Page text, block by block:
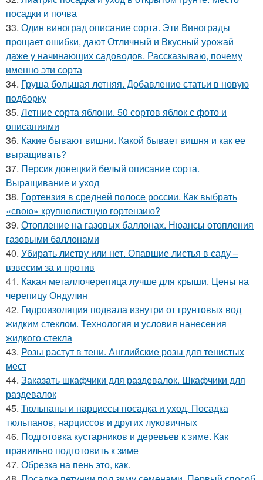
посадки и почва
33. Один виноград описание сорта. Эти Винограды
прощает ошибки, дают Отличный и Вкусный урожай
даже у начинающих садоводов. Рассказываю, почему
именно эти сорта
34. Груша большая летняя. Добавление статьи в новую
подборку
35. Летние сорта яблони. 50 сортов яблок с фото и
описаниями
36. Какие бывают вишни. Какой бывает вишня и как ее
выращивать?
37. Персик донецкий белый описание сорта.
Выращивание и уход
38. Гортензия в средней полосе россии. Как выбрать
«свою» крупнолистную гортензию?
39. Отопление на газовых баллонах. Нюансы отопления
газовыми баллонами
40. Убирать листву или нет. Опавшие листья в саду –
взвесим за и против
41. Какая металлочерепица лучше для крыши. Цены на
черепицу Ондулин
42. Гидроизоляция подвала изнутри от грунтовых вод
жидким стеклом. Технология и условия нанесения
жидкого стекла
43. Розы растут в тени. Английские розы для тенистых
мест
44. Заказать шкафчики для раздевалок. Шкафчики для
раздевалок
45. Тюльпаны и нарциссы посадка и уход. Посадка
тюльпанов, нарциссов и других луковичных
46. Подготовка кустарников и деревьев к зиме. Как
правильно подготовить к зиме
47. Обрезка на пень это, как.